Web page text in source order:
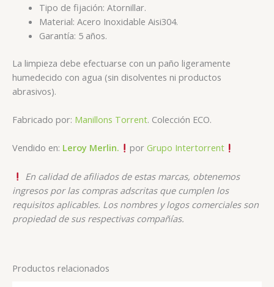
Tipo de fijación: Atornillar.
Material: Acero Inoxidable Aisi304.
Garantía: 5 años.
La limpieza debe efectuarse con un paño ligeramente
humedecido con agua (sin disolventes ni productos
abrasivos).
Fabricado por: Manillons Torrent. Colección ECO.
Vendido en: Leroy Merlin. por Grupo Intertorrent
En calidad de afiliados de estas marcas, obtenemos
ingresos por las compras adscritas que cumplen los
requisitos aplicables. Los nombres y logos comerciales son
propiedad de sus respectivas compañías.
Productos relacionados